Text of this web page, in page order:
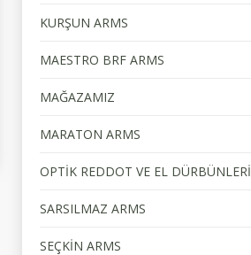
KURŞUN ARMS
MAESTRO BRF ARMS
MAĞAZAMIZ
MARATON ARMS
OPTİK REDDOT VE EL DÜRBÜNLERİ
SARSILMAZ ARMS
SEÇKİN ARMS